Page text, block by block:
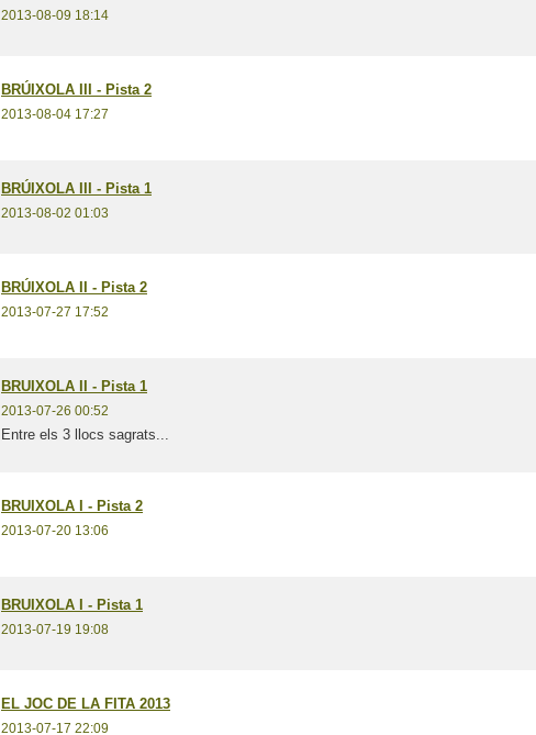
2013-08-09 18:14
BRÚIXOLA III - Pista 2
2013-08-04 17:27
BRÚIXOLA III - Pista 1
2013-08-02 01:03
BRÚIXOLA II - Pista 2
2013-07-27 17:52
BRUIXOLA II - Pista 1
2013-07-26 00:52
Entre els 3 llocs sagrats...
BRUIXOLA I - Pista 2
2013-07-20 13:06
BRUIXOLA I - Pista 1
2013-07-19 19:08
EL JOC DE LA FITA 2013
2013-07-17 22:09